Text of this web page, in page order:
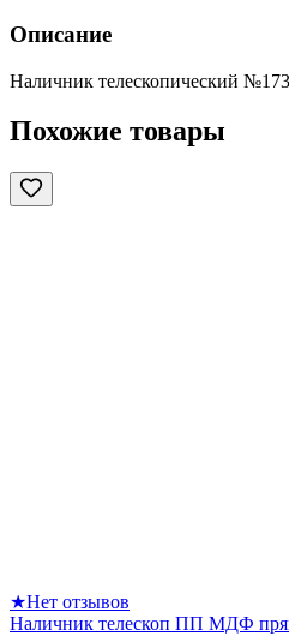
Описание
Наличник телескопический
Похожие товары
★Нет отзывов
Наличник телескоп ПП МДФ